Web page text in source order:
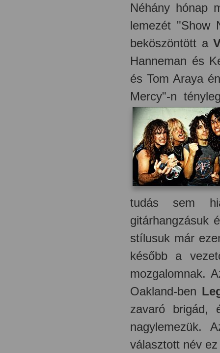
Néhány hónap
lemezét "Show
beköszöntött a
Hanneman és
és Tom Araya
Mercy"-n
tudás sem
gitárhangzásuk
stílusuk már
később a
mozgalomnak.
Oakland-ben
zavaró brigád,
nagylemezük.
választott név